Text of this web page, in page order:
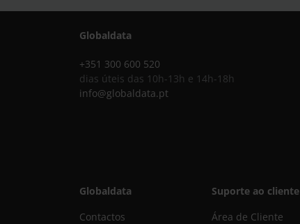
Globaldata
+351 300 600 520
dias úteis das 10h-13h e 14h-18h
info@globaldata.pt
Globaldata
Contactos
Suporte ao cliente
Área de Cliente